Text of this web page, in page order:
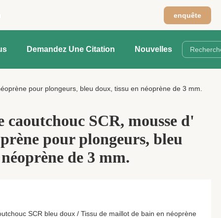
enquête
Demandez Une Citation Nouvelles
pour plongeurs, bleu doux, tissu en néoprène de 3 mm.
caoutchouc SCR, mousse d'
pour plongeurs, bleu
de 3 mm.
SCR bleu doux / Tissu de maillot de bain en néoprène